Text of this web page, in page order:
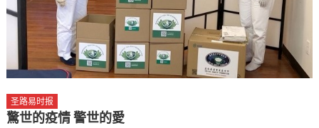
圣路易时报
驚世的疫情 警世的愛